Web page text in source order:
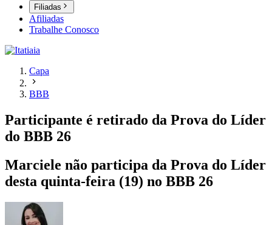
Filiadas
Afiliadas
Trabalhe Conosco
Capa
BBB
Participante é retirado da Prova do Líder
do BBB 26
Marciele não participa da Prova do Líder
desta quinta-feira (19) no BBB 26